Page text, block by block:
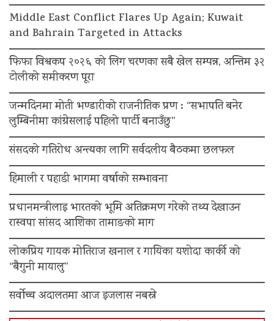
Middle East Conflict Flares Up Again; Kuwait
and Bahrain Targeted in Attacks
फिफा विश्वकप २०२६ को लिग चरणका सबै खेल सम्पन्न, अन्तिम ३२
टोलीको समीकरण पूरा
जन्मदिनमा मोती भण्डारीको राजनीतिक प्रण : “सभापति बनेर
लुम्बिनीमा कांग्रेसलाई पहिलो पार्टी बनाउँछु”
संसदको गतिरोध अन्त्यका लागि सर्वदलीय बैठकमा छलफल
हिमाली र पहाडी भागमा वर्षाको सम्भावना
प्रधानमन्त्रीलाइ भारतको भूमि अतिक्रमण गरेको तथ्य देखाउन
रास्वपा सांसद आशिका तामाङको माग
लोकप्रिय गायक मोतिराज खनाल र गायिका यशोदा कार्की को
“बैगुनी मायालु”
सर्वोच्च अदालतमा आज इजलास नबस्ने